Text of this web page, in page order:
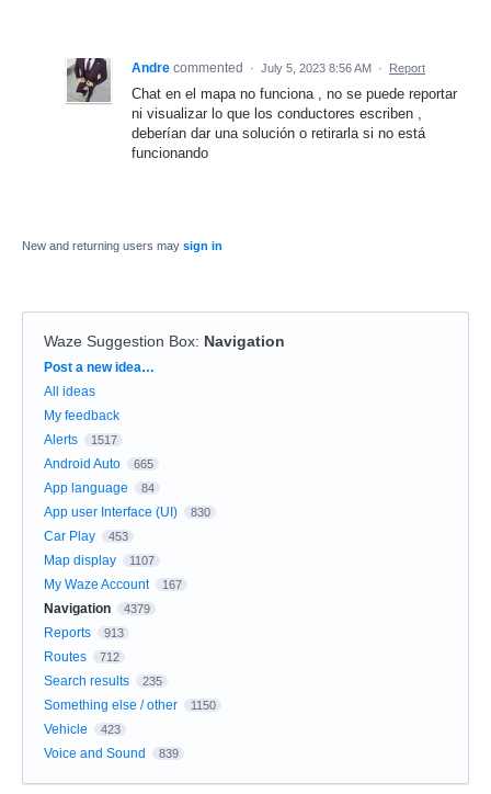
Andre commented · July 5, 2023 8:56 AM · Report
Chat en el mapa no funciona , no se puede reportar
ni visualizar lo que los conductores escriben ,
deberían dar una solución o retirarla si no está
funcionando
New and returning users may sign in
Waze Suggestion Box: Navigation
Categories
Post a new idea…
All ideas
My feedback
Alerts
1517
Android Auto 665
App language 84
App user Interface (UI) 830
Car Play 453
Map display 1107
My Waze Account 167
Navigation 4379
Reports 913
Routes 712
Search results 235
Something else / other 1150
Vehicle 423
Voice and Sound 839